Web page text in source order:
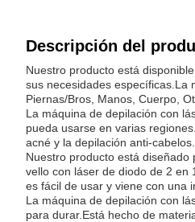
Descripción del
Nuestro producto está
sus necesidades específicas.La
Piernas/Bros, Manos, Cuerpo,
La máquina de depilación con
pueda usarse en varias
acné y la depilación anti-cabelos.
Nuestro producto está
vello con láser de diodo de 2 en
es fácil de usar y viene con una
La máquina de depilación con
para durar.Está hecho de